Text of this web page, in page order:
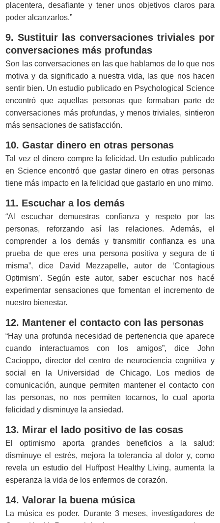
placentera, desafiante y tener unos objetivos claros para
poder alcanzarlos.”
9. Sustituir las conversaciones triviales por
conversaciones más profundas
Son las conversaciones en las que hablamos de lo que nos
motiva y da significado a nuestra vida, las que nos hacen
sentir bien. Un estudio publicado en Psychological Science
encontró que aquellas personas que formaban parte de
conversaciones más profundas, y menos triviales, sintieron
más sensaciones de satisfacción.
10. Gastar dinero en otras personas
Tal vez el dinero compre la felicidad. Un estudio publicado
en Science encontró que gastar dinero en otras personas
tiene más impacto en la felicidad que gastarlo en uno mimo.
11. Escuchar a los demás
“Al escuchar demuestras confianza y respeto por las
personas, reforzando así las relaciones. Además, el
comprender a los demás y transmitir confianza es una
prueba de que eres una persona positiva y segura de ti
misma”, dice David Mezzapelle, autor de ‘Contagious
Optimism’. Según este autor, saber escuchar nos hacé
experimentar sensaciones que fomentan el incremento de
nuestro bienestar.
12. Mantener el contacto con las personas
“Hay una profunda necesidad de pertenencia que aparece
cuando interactuamos con los amigos”, dice John
Cacioppo, director del centro de neurociencia cognitiva y
social en la Universidad de Chicago. Los medios de
comunicación, aunque permiten mantener el contacto con
las personas, no nos permiten tocarnos, lo cual aporta
felicidad y disminuye la ansiedad.
13. Mirar el lado positivo de las cosas
El optimismo aporta grandes beneficios a la salud:
disminuye el estrés, mejora la tolerancia al dolor y, como
revela un estudio del Huffpost Healthy Living, aumenta la
esperanza la vida de los enfermos de corazón.
14. Valorar la buena música
La música es poder. Durante 3 meses, investigadores de